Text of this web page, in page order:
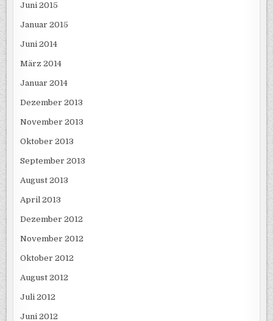
Juni 2015
Januar 2015
Juni 2014
März 2014
Januar 2014
Dezember 2013
November 2013
Oktober 2013
September 2013
August 2013
April 2013
Dezember 2012
November 2012
Oktober 2012
August 2012
Juli 2012
Juni 2012